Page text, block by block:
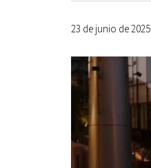
23 de junio de 2025